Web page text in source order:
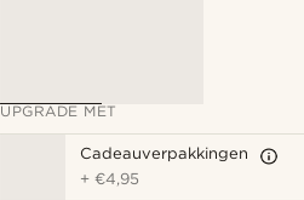
UPGRADE MET
Cadeauverpakkingen
+€4,95